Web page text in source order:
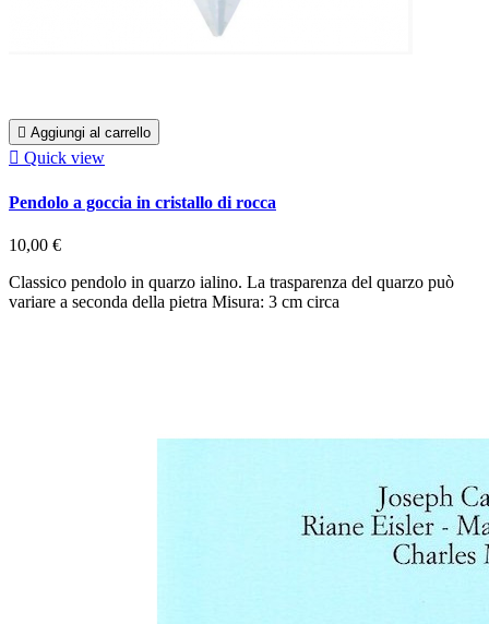
 Aggiungi al carrello
 Quick view
Pendolo a goccia in cristallo di rocca
10,00 €
Classico pendolo in quarzo ialino. La trasparenza del quarzo può
variare a seconda della pietra Misura: 3 cm circa